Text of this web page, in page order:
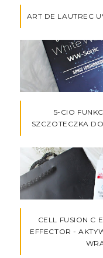
ART DE LAUTREC
5-CIO
SZCZOTECZKA
CELL FUSION C
EFFECTOR -